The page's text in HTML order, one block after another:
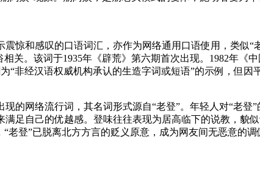
惊和感叹的口语词汇，亦作为网络通用口语使用，类似“
关。该词于1935年《辟荒》第六期首次出现。1982年《
“非经汉语权威机构承认的生造字词或短语”的示例，但
的网络流行词，其名词形式源自“老登”。年轻人对“老
足自己的优越感。登味往往表现为居高临下的说教，貌
老登”已脱离北方方言的贬义原意，成为网友间无恶意的